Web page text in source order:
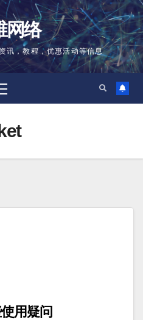
网络
讯，教程，优惠活动等信息
用疑问